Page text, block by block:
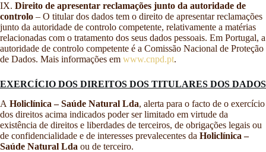
IX. Direito de apresentar reclamações junto da autoridade de
controlo – O titular dos dados tem o direito de apresentar reclamações
junto da autoridade de controlo competente, relativamente a matérias
relacionadas com o tratamento dos seus dados pessoais. Em Portugal, a
autoridade de controlo competente é a Comissão Nacional de Proteção
de Dados. Mais informações em www.cnpd.pt.
EXERCÍCIO DOS DIREITOS DOS TITULARES DOS DADOS
A Holiclínica – Saúde Natural Lda, alerta para o facto de o exercício
dos direitos acima indicados poder ser limitado em virtude da
existência de direitos e liberdades de terceiros, de obrigações legais ou
de confidencialidade e de interesses prevalecentes da Holiclínica –
Saúde Natural Lda ou de terceiro.